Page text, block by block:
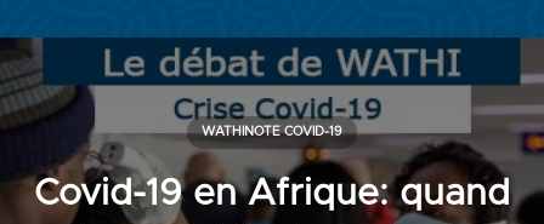
Covid-19 en Afrique: quand
WATHINOTE COVID-19